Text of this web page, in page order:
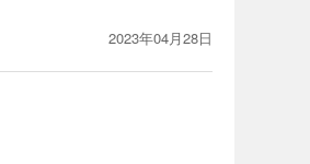
2023年04月28日